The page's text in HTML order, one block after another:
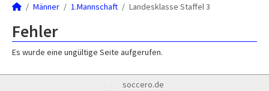
Männer 1.Mannschaft Landesklasse Staffel 3
Fehler
Es wurde eine ungültige Seite aufgerufen.
soccero.de